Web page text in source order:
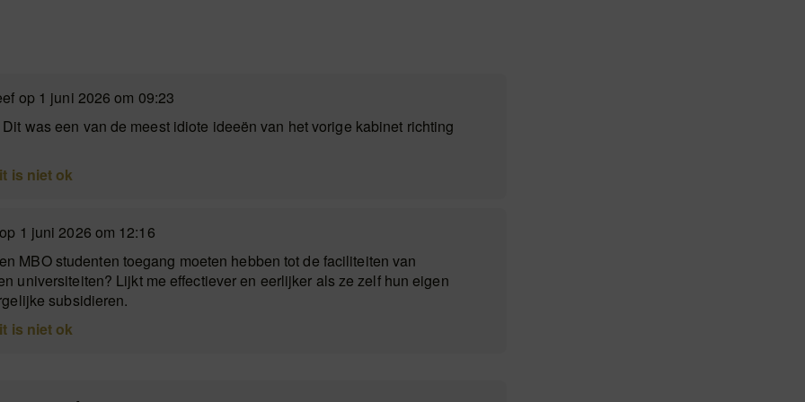
op 1 juni 2026 om 09:23
was een van de meest idiote ideeën van het vorige kabinet richting
is niet ok
1 juni 2026 om 12:16
MBO studenten toegang moeten hebben tot de faciliteiten van
universiteiten? Lijkt me effectiever en eerlijker als ze zelf hun eigen
subsidieren.
is niet ok